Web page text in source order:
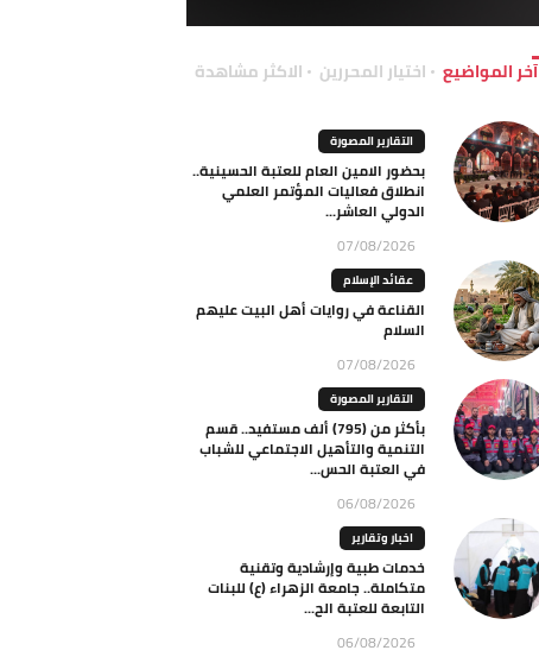
آخر المواضيع اختيار المحررين الاكثر مشاهدة
التقارير المصورة
بحضور الامين العام للعتبة الحسينية..
انطلاق فعاليات المؤتمر العلمي
الدولي العاشر...
07/08/2026
عقائد الإسلام
القناعة في روايات أهل البيت عليهم
السلام
07/08/2026
التقارير المصورة
بأكثر من (795) ألف مستفيد.. قسم
التنمية والتأهيل الاجتماعي للشباب
في العتبة الحس...
06/08/2026
اخبار وتقارير
خدمات طبية وإرشادية وتقنية
متكاملة.. جامعة الزهراء (ع) للبنات
التابعة للعتبة الح...
06/08/2026